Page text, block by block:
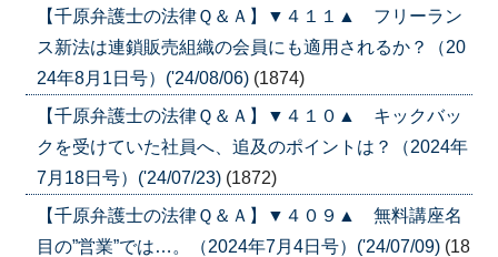
【千原弁護士の法律Ｑ＆Ａ】▼４１１▲ フリーラン
ス新法は連鎖販売組織の会員にも適用されるか？（20
24年8月1日号）('24/08/06) (1874)
【千原弁護士の法律Ｑ＆Ａ】▼４１０▲ キックバッ
クを受けていた社員へ、追及のポイントは？（2024年
7月18日号）('24/07/23) (1872)
【千原弁護士の法律Ｑ＆Ａ】▼４０９▲ 無料講座名
目の”営業”では…。（2024年7月4日号）('24/07/09) (18